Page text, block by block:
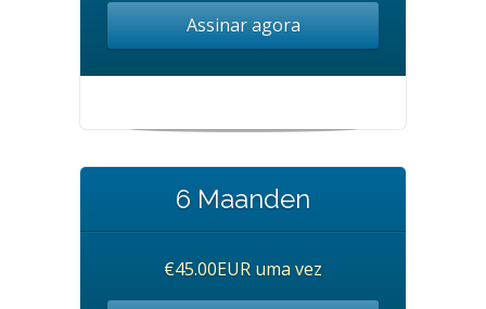
Assinar agora
6 Maanden
€45.00EUR uma vez